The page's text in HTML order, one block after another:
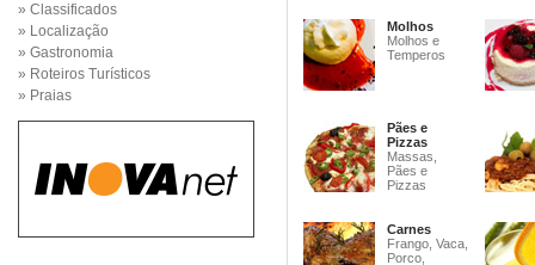
» Classificados
» Localização
» Gastronomia
» Roteiros Turísticos
» Praias
Molhos
Molhos e
Temperos
Pães e
Pizzas
Massas,
Pães e
Pizzas
Carnes
Frango, Vaca,
Porco,